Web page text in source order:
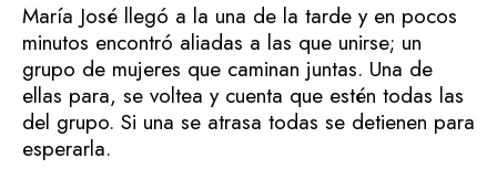
María José llegó a la una de la tarde y en pocos
minutos encontró aliadas a las que unirse; un
grupo de mujeres que caminan juntas. Una de
ellas para, se voltea y cuenta que estén todas las
del grupo. Si una se atrasa todas se detienen para
esperarla.